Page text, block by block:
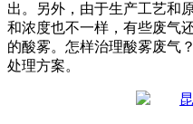
出。另外，由于生产工艺和
和浓度也不一样，有些废气
的酸雾。怎样治理酸雾废气？
处理方案。